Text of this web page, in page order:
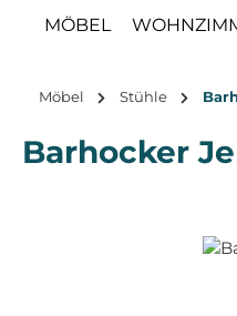
MÖBEL
Möbel Stühle
Barhocker
Bildergalerie